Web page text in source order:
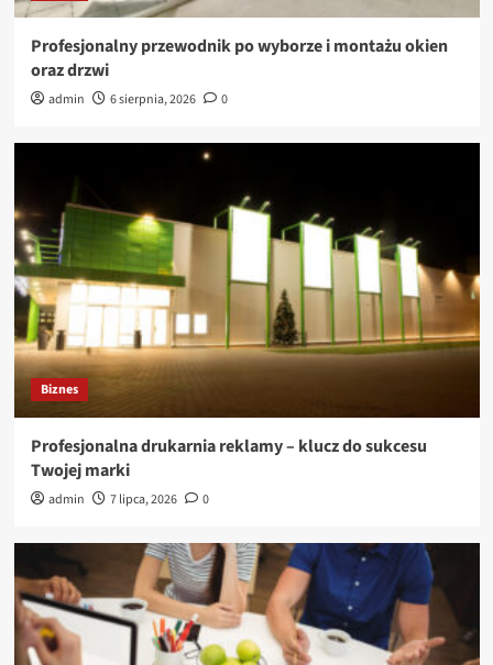
Profesjonalny przewodnik po wyborze i montażu okien
oraz drzwi
admin 6 sierpnia, 2026 0
Biznes
Profesjonalna drukarnia reklamy – klucz do sukcesu
Twojej marki
admin 7 lipca, 2026 0